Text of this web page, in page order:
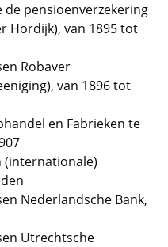
de pensioenverzekering
Hordijk), van 1895 tot
Robaver
van 1896 tot
en Fabrieken te
(internationale)
Nederlandsche Bank,
Utrechtsche